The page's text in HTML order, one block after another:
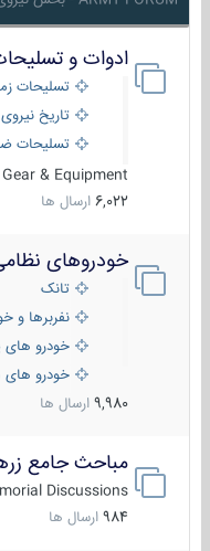
ادوات و
تسلیحات
تاریخ نیروی
تسلیحات ضد
Gear & Equipment
6,022 ارسال ها
خودروهای
تانک
نفربرها و
خودرو های
خودرو های
9,980 ارسال ها
مباحث جامع
Discussions
984 ارسال ها